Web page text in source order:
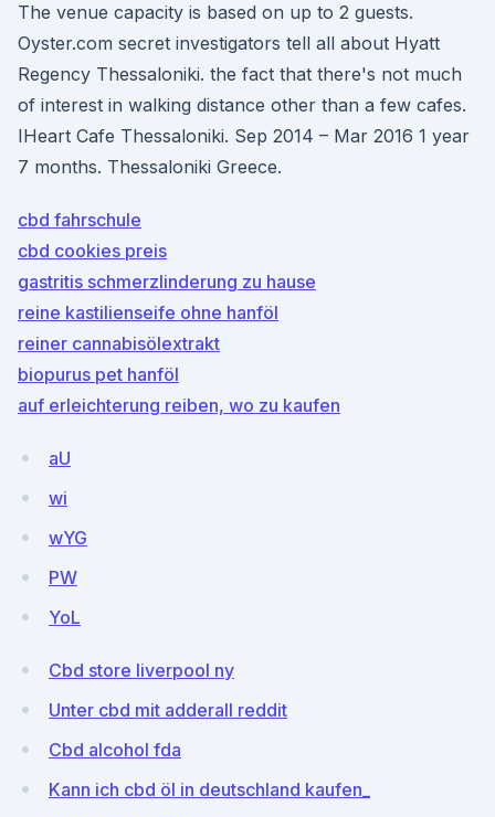
The venue capacity is based on up to 2 guests.
Oyster.com secret investigators tell all about Hyatt
Regency Thessaloniki. the fact that there's not much
of interest in walking distance other than a few cafes.
IHeart Cafe Thessaloniki. Sep 2014 – Mar 2016 1 year
7 months. Thessaloniki Greece.
cbd fahrschule
cbd cookies preis
gastritis schmerzlinderung zu hause
reine kastilienseife ohne hanföl
reiner cannabisölextrakt
biopurus pet hanföl
auf erleichterung reiben, wo zu kaufen
aU
wi
wYG
PW
YoL
Cbd store liverpool ny
Unter cbd mit adderall reddit
Cbd alcohol fda
Kann ich cbd öl in deutschland kaufen_